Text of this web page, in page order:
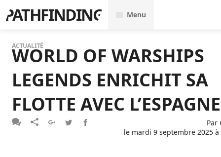
PATHFINDING Menu
ACTUALITÉ
WORLD OF WARSHIPS
LEGENDS ENRICHIT SA
FLOTTE AVEC L’ESPAGNE
Par
le mardi 9 septembre 2025 à